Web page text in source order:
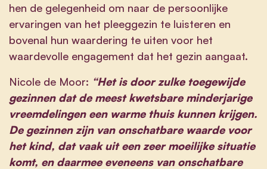
hen de gelegenheid om naar de persoonlijke
ervaringen van het pleeggezin te luisteren en
bovenal hun waardering te uiten voor het
waardevolle engagement dat het gezin aangaat.
Nicole de Moor: “Het is door zulke toegewijde
gezinnen dat de meest kwetsbare minderjarige
vreemdelingen een warme thuis kunnen krijgen.
De gezinnen zijn van onschatbare waarde voor
het kind, dat vaak uit een zeer moeilijke situatie
komt, en daarmee eveneens van onschatbare